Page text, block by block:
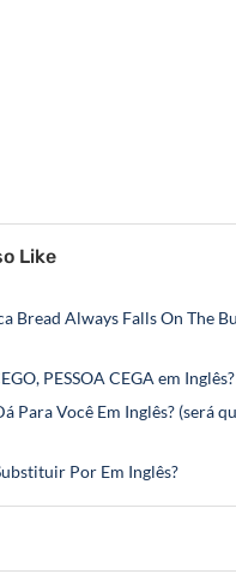
Like
Bread Always Falls On The
PESSOA CEGA em Inglês?
Para Você Em Inglês? (será
Por Em Inglês?